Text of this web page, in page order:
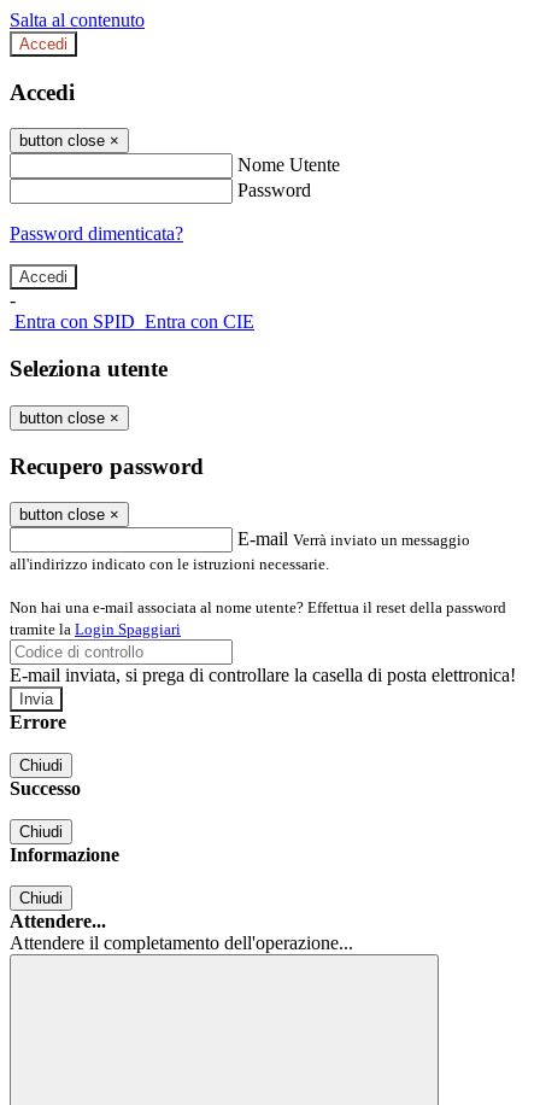
Salta al contenuto
Accedi
Accedi
button close ×
Nome Utente
Password
Password dimenticata?
-
Entra con SPID Entra con CIE
Seleziona utente
button close ×
Recupero password
button close ×
E-mail Verrà inviato un messaggio
all'indirizzo indicato con le istruzioni necessarie.
Non hai una e-mail associata al nome utente? Effettua il reset della password
tramite la Login Spaggiari
E-mail inviata, si prega di controllare la casella di posta elettronica!
Errore
Chiudi
Successo
Chiudi
Informazione
Chiudi
Attendere...
Attendere il completamento dell'operazione...